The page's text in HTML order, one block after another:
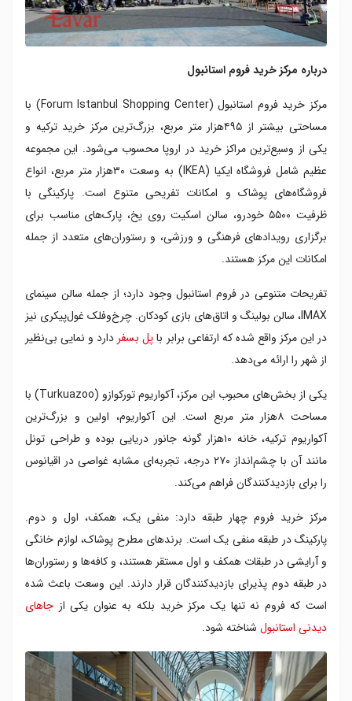
درباره مرکز خرید فروم استانبول
مرکز خرید فروم استانبول (Forum Istanbul Shopping Center) با
مساحتی بیشتر از ۴۹۵هزار متر مربع، بزرگ‌ترین مرکز خرید ترکیه و
یکی از وسیع‌ترین مراکز خرید در اروپا محسوب می‌شود. این مجموعه
عظیم شامل فروشگاه ایکیا (IKEA) به وسعت ۳۰هزار متر مربع، انواع
فروشگاه‌های پوشاک و امکانات تفریحی متنوع است. پارکینگی با
ظرفیت ۵۵۰۰ خودرو، سالن اسکیت روی یخ، پارک‌های مناسب برای
برگزاری رویدادهای فرهنگی و ورزشی، و رستوران‌های متعدد از جمله
امکانات این مرکز هستند.
تفریحات متنوعی در فروم استانبول وجود دارد؛ از جمله سالن سینمای
IMAX، سالن بولینگ و اتاق‌های بازی کودکان. چرخ‌وفلک غول‌پیکری نیز
در این مرکز واقع شده که ارتفاعی برابر باپل بسفر دارد و نمایی بی‌نظیر
از شهر را ارائه می‌دهد.
یکی از بخش‌های محبوب این مرکز، آکواریوم تورکوازو (Turkuazoo) با
مساحت ۸هزار متر مربع است. این آکواریوم، اولین و بزرگ‌ترین
آکواریوم ترکیه، خانه ۱۰هزار گونه جانور دریایی بوده و طراحی تونل
مانند آن با چشم‌انداز ۲۷۰ درجه، تجربه‌ای مشابه غواصی در اقیانوس
را برای بازدیدکنندگان فراهم می‌کند.
مرکز خرید فروم چهار طبقه دارد: منفی یک، همکف، اول و دوم.
پارکینگ در طبقه منفی یک است. برندهای مطرح پوشاک، لوازم خانگی
و آرایشی در طبقات همکف و اول مستقر هستند، و کافه‌ها و رستوران‌ها
در طبقه دوم پذیرای بازدیدکنندگان قرار دارند. این وسعت باعث شده
است که فروم نه تنها یک مرکز خرید بلکه به عنوان یکی از جاهای
دیدنی استانبول شناخته شود.